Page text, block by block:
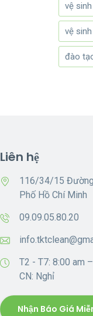
vệ
vệ
đào
Liên hệ
116/34/15 Đường
Phố Hồ Chí Minh
09.09.05.80.20
T2 - T7: 8:00 am
CN: Nghỉ
Nhận Báo Giá